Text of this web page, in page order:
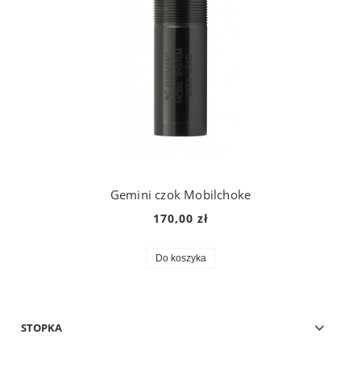
Gemini czok Mobilchoke
170,00 zł
Do koszyka
STOPKA